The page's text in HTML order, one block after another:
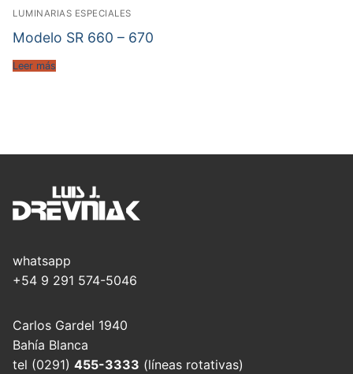
LUMINARIAS ESPECIALES
Modelo SR 660 – 670
Leer más
whatsapp
+54 9 291 574-5046
Carlos Gardel 1940
Bahía Blanca
tel (0291) 455-3333 (líneas rotativas)